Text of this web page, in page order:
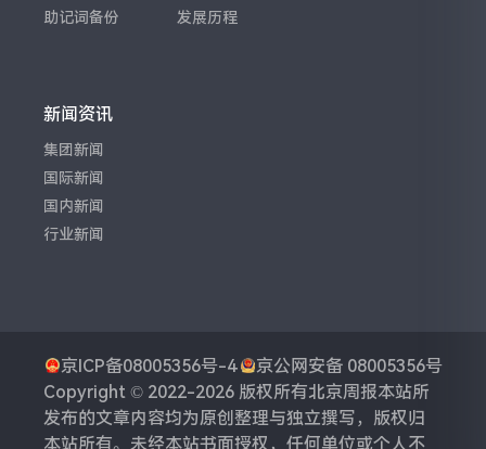
助记词备份
发展历程
新闻资讯
集团新闻
国际新闻
国内新闻
行业新闻
京ICP备08005356号-4
京公网安备 08005356号
Copyright © 2022-2026 版权所有北京周报本站所
发布的文章内容均为原创整理与独立撰写，版权归
本站所有。未经本站书面授权，任何单位或个人不